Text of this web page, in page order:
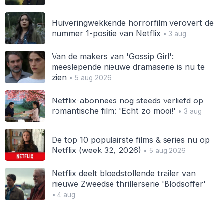
Huiveringwekkende horrorfilm verovert de
nummer 1-positie van Netflix • 3 aug
Van de makers van 'Gossip Girl':
meeslepende nieuwe dramaserie is nu te
zien• 5 aug 2026
Netflix-abonnees nog steeds verliefd op
romantische film: 'Echt zo mooi!' • 3 aug
De top 10 populairste films & series nu op
Netflix (week 32, 2026) • 5 aug 2026
Netflix deelt bloedstollende trailer van
nieuwe Zweedse thrillerserie 'Blodsoffer'
• 4 aug